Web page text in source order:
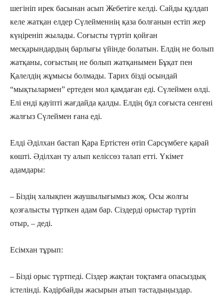
шегініп ирек басынан асып Жебетіге келді. Сайды құлдап
келе жатқан елдер Сүлейменнің қаза болғанын естіп жер
күңіреніп жылады. Соғысты түртіп қойған
месқарындардың барлығы үйінде болатын. Елдің не болып
жатқаны, соғыстың не болып жатқанымен Бұқат пен
Қалелдің жұмысы болмады. Тарих бізді осындай
“мықтылармен” ертеден мол қамдаған еді. Сүлеймен өлді.
Елі енді қауіпті жағдайда қалды. Елдің бұл соғыста сенгені
жалғыз Сүлеймен ғана еді.
Елді Әділхан бастап Қара Ертістен өтіп Сарсүмбеге қарай
көшті. Әділхан ту алып келіссөз талап етті. Үкімет
адамдары:
– Біздің халықпен жаушылығымыз жоқ. Осы жолғы
қозғалысты түрткен адам бар. Сіздерді орыстар түртіп
отыр, – деді.
Есімхан тұрып:
– Бізді орыс түртпеді. Сіздер жақтан тоқтамға опасыздық
істелінді. Кәдірбайды жасырын атып тастадыңыздар.